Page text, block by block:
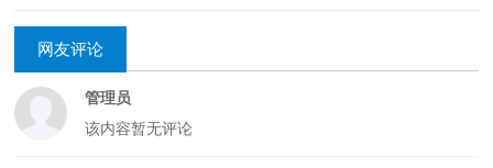
网友评论
管理员
该内容暂无评论